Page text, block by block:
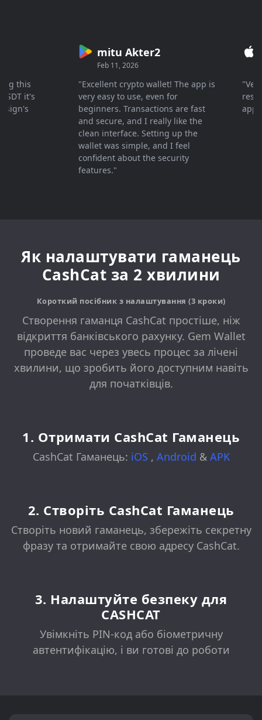
it's
mitu Akter2
Feb 11, 2026
"Excellent crypto wallet! The app is
very easy to use, even for
beginners. Transactions are fast
and secure, and I really like the
clean interface. Setting up the
wallet was simple, and I feel
confident about the security
features."
"Very
Як налаштувати гаманець
CashCat за 2 хвилини
Короткий посібник з налаштування (3 кроки)
Створення гаманця CashCat простіше, ніж
відкриття банківського рахунку. Gem Wallet
проведе вас через увесь процес за лічені
хвилини, що зробить його доступним навіть
для початківців.
1. Отримати CashCat Гаманець
CashCat Гаманець: iOS , Android & APK
2. Створіть CashCat Гаманець
Створіть новий гаманець, збережіть секретну
фразу та отримайте свою адресу CashCat.
3. Налаштуйте безпеку для
CASHCAT
Увімкніть PIN-код або біометричну
автентифікацію, і ви готові до роботи